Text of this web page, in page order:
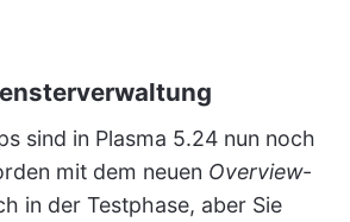
sind in Plasma 5.24 nun noch
mit dem neuen Overview-
in der Testphase, aber Sie